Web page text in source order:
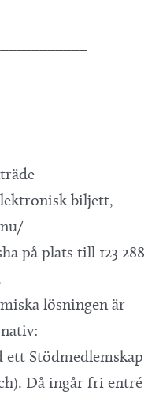
biljett,
på plats till 123 288
lösningen är
Stödmedlemskap
Då ingår fri entré